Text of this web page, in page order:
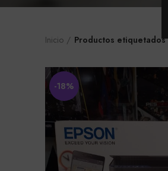
Inicio Productos etiquetados
-18%